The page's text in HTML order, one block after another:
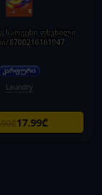
8700216161947
Laundry
17.99₾